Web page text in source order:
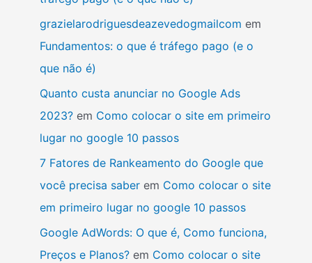
grazielarodriguesdeazevedogmailcom em
Fundamentos: o que é tráfego pago (e o
que não é)
Quanto custa anunciar no Google Ads
2023?em Como colocar o site em primeiro
lugar no google 10 passos
7 Fatores de Rankeamento do Google que
você precisa saberem Como colocar o site
em primeiro lugar no google 10 passos
Google AdWords: O que é, Como funciona,
Preços e Planos?em Como colocar o site